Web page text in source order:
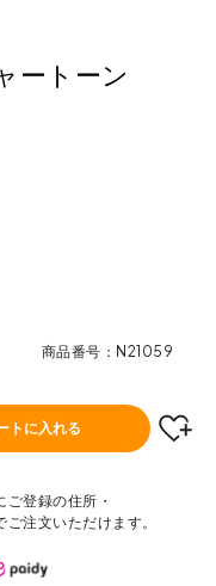
ートーン
商品番号 N21059
トに入れる
登録の住所・
注文いただけます。